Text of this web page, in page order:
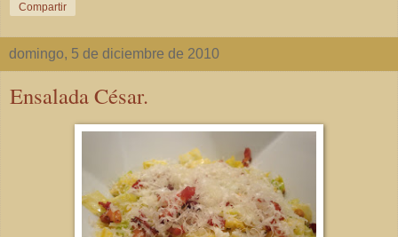
Compartir
domingo, 5 de diciembre de 2010
Ensalada César.